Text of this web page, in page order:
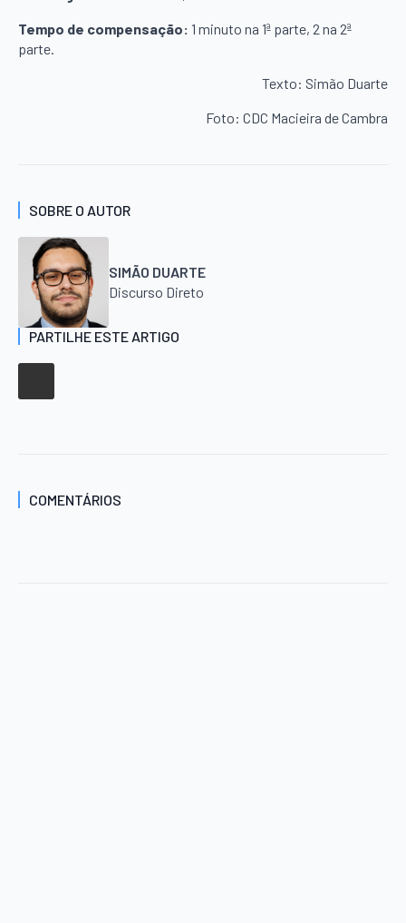
Tempo de compensação: 1 minuto na 1ª parte, 2 na 2ª
parte.
Texto: Simão Duarte
Foto: CDC Macieira de Cambra
SOBRE O AUTOR
SIMÃO DUARTE
Discurso Direto
PARTILHE ESTE ARTIGO
COMENTÁRIOS